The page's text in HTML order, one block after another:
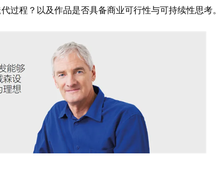
过程？以及作品是否具备商业可行性与可持续性思考。